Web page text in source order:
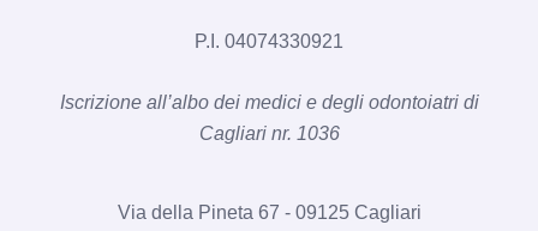
P.I. 04074330921
Iscrizione all’albo dei medici e degli odontoiatri di
Cagliari nr. 1036​
Via della Pineta 67 - 09125 Cagliari